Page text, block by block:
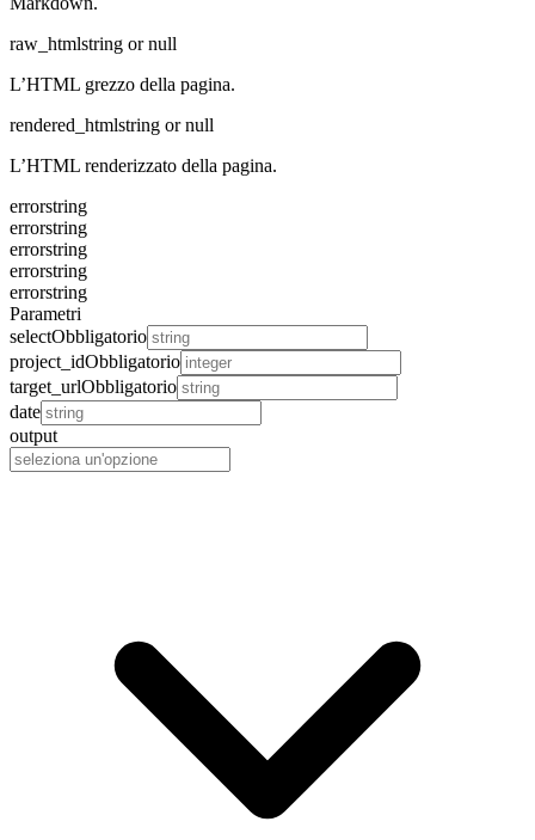
raw_htmlstring or null
L’HTML grezzo della pagina.
rendered_htmlstring or null
L’HTML renderizzato della pagina.
errorstring
errorstring
errorstring
errorstring
errorstring
Parametri
selectObbligatorio
project_idObbligatorio
target_urlObbligatorio
date
output